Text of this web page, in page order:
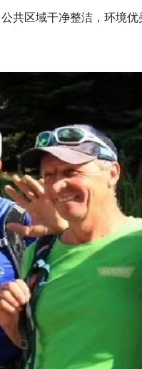
共区域干净整洁，环境